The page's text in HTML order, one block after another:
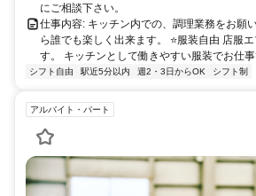
にご相談下さい。
仕事内容: キッチン内での、調理業務をお願
ら誰でも楽しく出来ます。 ⭐服装自由 店服
す。 キッチンとして働きやすい服装でお仕事
シフト自由 駅近5分以内 週2・3日からOK シフト制
アルバイト・パート